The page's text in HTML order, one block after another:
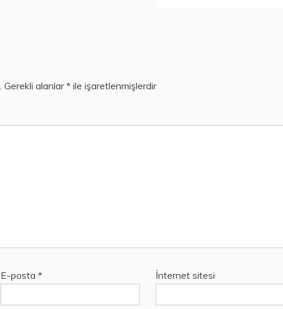
Gerekli alanlar* ile işaretlenmişlerdir
E-posta* İnternet sitesi